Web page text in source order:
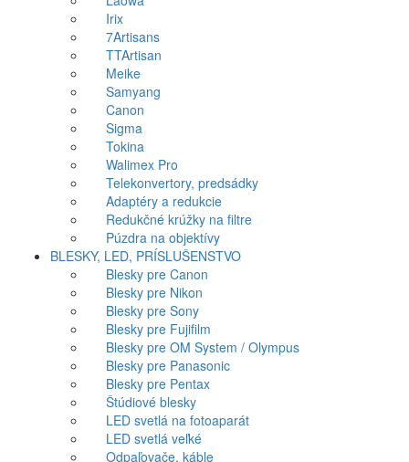
Irix
7Artisans
TTArtisan
Meike
Samyang
Canon
Sigma
Tokina
Walimex Pro
Telekonvertory, predsádky
Adaptéry a redukcie
Redukčné krúžky na filtre
Púzdra na objektívy
BLESKY, LED, PRÍSLUŠENSTVO
Blesky pre Canon
Blesky pre Nikon
Blesky pre Sony
Blesky pre Fujifilm
Blesky pre OM System / Olympus
Blesky pre Panasonic
Blesky pre Pentax
Štúdiové blesky
LED svetlá na fotoaparát
LED svetlá veľké
Odpaľovače, káble